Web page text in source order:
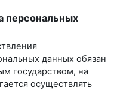
персональных
данных обязан
государством, на
осуществлять